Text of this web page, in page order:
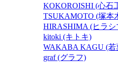
KOKOROISHI (心石
TSUKAMOTO (塚本
HIRASHIMA (ヒラシ
kitoki (キトキ)
WAKABA KAGU (若
graf (グラフ)